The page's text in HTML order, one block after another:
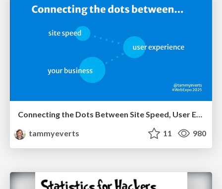
Connecting the Dots Between Site Speed, User Experience & Your Business [WebExpo 2025]
tammyeverts
11 980